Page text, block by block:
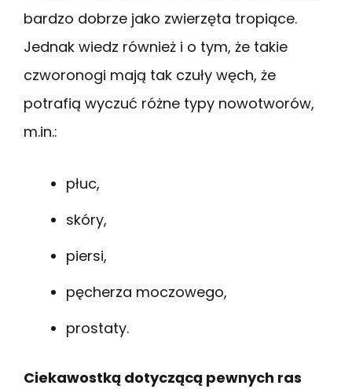
bardzo dobrze jako zwierzęta tropiące.
Jednak wiedz również i o tym, że takie
czworonogi mają tak czuły węch, że
potrafią wyczuć różne typy nowotworów,
m.in.:
płuc,
skóry,
piersi,
pęcherza moczowego,
prostaty.
Ciekawostką dotyczącą pewnych ras